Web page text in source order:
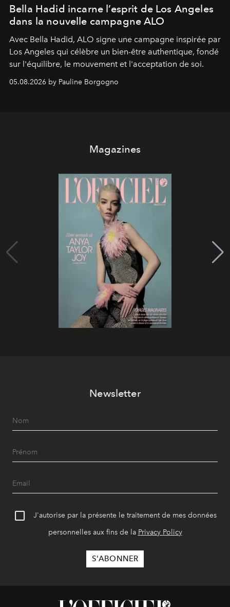
Bella Hadid incarne l’esprit de Los Angeles
dans la nouvelle campagne ALO
Avec Bella Hadid, ALO signe une campagne inspirée par
Los Angeles qui célèbre un bien-être authentique, fondé
sur l'équilibre, le mouvement et l'acceptation de soi.
05.08.2026 by Pauline Borgogno
Magazines
Newsletter
J'autorise par la présente le traitement de mes données
personnelles aux fins de la Privacy Policy